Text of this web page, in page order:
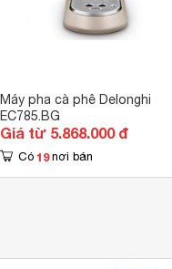
Máy pha cà phê Delonghi
EC785.BG
Giá từ 5.868.000 đ
Có 19 nơi bán